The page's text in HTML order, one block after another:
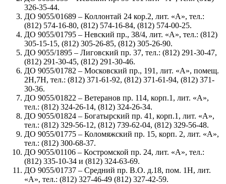
326-35-44.
ДО 9055/01689 – Коллонтай 24 кор.2, лит. «А», тел.:
(812) 574-16-80, (812) 574-16-84, (812) 574-00-25.
ДО 9055/01795 – Невский пр., 38/4, лит. «А», тел.: (812)
305-15-15, (812) 305-26-85, (812) 305-26-90.
ДО 9055/1895 – Лиговский пр. 37, тел.: (812) 291-30-47,
(812) 291-30-45, (812) 291-30-46.
ДО 9055/01782 – Московский пр., 191, лит. «А», помещ.
2Н,7Н, тел.: (812) 371-61-92, (812) 371-61-94, (812) 371-
30-36.
ДО 9055/01822 – Ветеранов пр. 114, корп.1, лит. «А»,
тел.: (812) 324-26-14, (812) 324-26-34.
ДО 9055/01824 – Богатырский пр. 41, корп.1, лит. «А»,
тел.: (812) 329-56-12, (812) 739-62-04, (812) 329-56-48.
ДО 9055/01775 – Коломяжский пр. 15, корп. 2, лит. «А»,
тел.: (812) 300-68-37.
ДО 9055/01106 – Костромской пр. 24, лит. «А», тел.:
(812) 335-10-34 и (812) 324-63-69.
ДО 9055/01737 – Средний пр. В.О. д.18, пом. 1Н, лит.
«А», тел.: (812) 327-46-49 (812) 327-42-59.